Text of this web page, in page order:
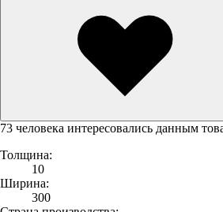
73 человека интересовались данным
Толщина:
10
Ширина:
300